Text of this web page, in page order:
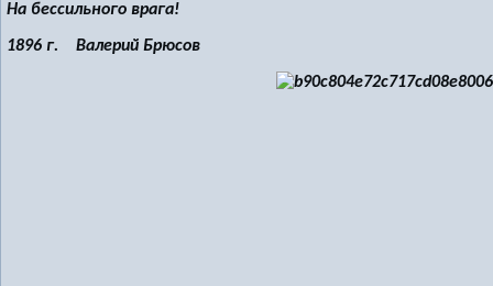
На бессильного врага!
1896 г. Валерий Брюсов